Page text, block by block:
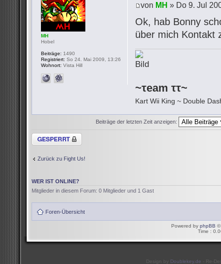
von MH » Do 9. Jul
Ok, hab Bonny
über mich Kontakt
~τeam ττ~
Kart Wii King ~ Double
MH
Hobel
Beiträge: 1490
Registriert: So 24. Mai 2009, 13:26
Wohnort: Vista Hill
Beiträge der letzten Zeit anzeigen:
Thema gesperrt
Zurück zu Fight Us!
WER IST ONLINE?
Mitglieder in diesem Forum: 0 Mitglieder und 1 Gast
Foren-Übersicht
Powered by phpBB ©
Time :
Design by Doublekey.de - Re-